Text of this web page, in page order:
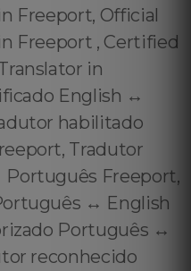
Freeport, Official
Freeport , Certified
in
English ↔️
habilitado
Tradutor
Freeport,
↔️ English
Português ↔️
reconhecido